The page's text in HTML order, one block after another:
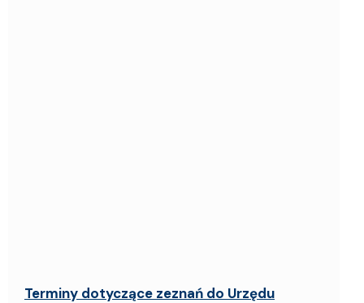
Terminy dotyczące zeznań do Urzędu